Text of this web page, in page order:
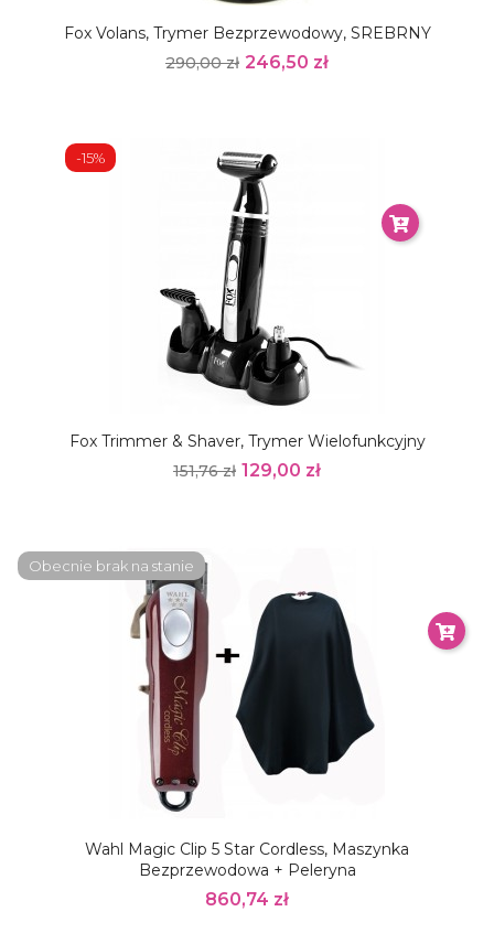
Fox Volans, Trymer Bezprzewodowy, SREBRNY
290,00 zł 246,50 zł
Fox Trimmer & Shaver, Trymer Wielofunkcyjny
151,76 zł 129,00 zł
-15%
Wahl Magic Clip 5 Star Cordless, Maszynka
Bezprzewodowa + Peleryna
860,74 zł
Obecnie brak na stanie